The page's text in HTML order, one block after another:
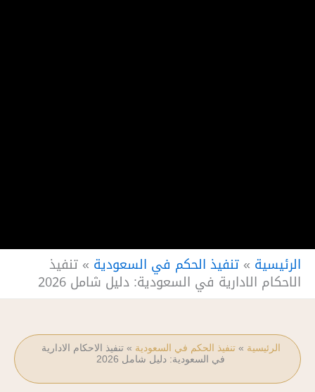
الرئيسية »تنفيذ الحكم في السعودية »تنفيذ
الاحكام الادارية في السعودية: دليل شامل 2026
الرئيسية »تنفيذ الحكم في السعودية »تنفيذ الاحكام الادارية
في السعودية: دليل شامل 2026